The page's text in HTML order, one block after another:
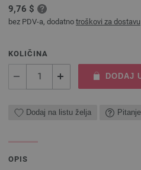
9,76 $
bez PDV-a, dodatno troškovi za dostavu
KOLIČINA
DODAJ
Dodaj na listu želja
OPIS